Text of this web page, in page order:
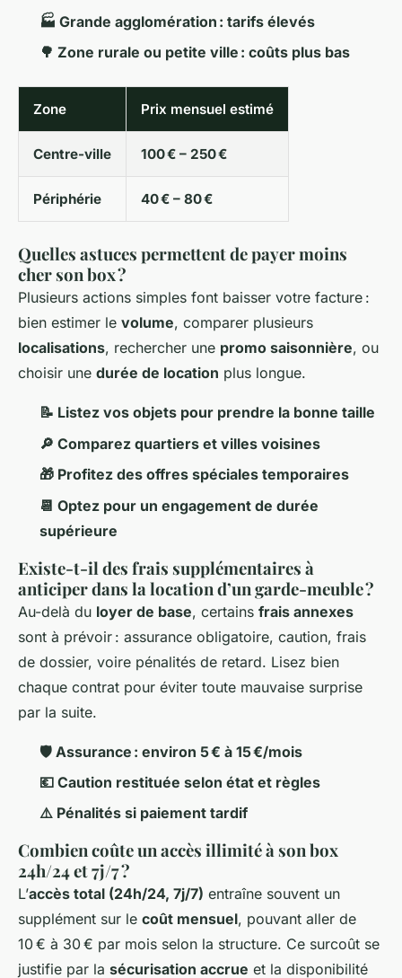
🏭 Grande agglomération : tarifs élevés
🌳 Zone rurale ou petite ville : coûts plus bas
Zone Prix mensuel estimé
Centre-ville 100 € – 250 €
Périphérie 40 € – 80 €
Quelles astuces permettent de payer moins
cher son box ?
Plusieurs actions simples font baisser votre facture :
bien estimer le volume, comparer plusieurs
localisations, rechercher une promo saisonnière, ou
choisir une durée de location plus longue.
📝 Listez vos objets pour prendre la bonne taille
🔎 Comparez quartiers et villes voisines
🎁 Profitez des offres spéciales temporaires
📆 Optez pour un engagement de durée
supérieure
Existe-t-il des frais supplémentaires à
anticiper dans la location d’un garde-meuble ?
Au-delà du loyer de base, certains frais annexes
sont à prévoir : assurance obligatoire, caution, frais
de dossier, voire pénalités de retard. Lisez bien
chaque contrat pour éviter toute mauvaise surprise
par la suite.
🛡️ Assurance : environ 5 € à 15 €/mois
💶 Caution restituée selon état et règles
⚠️ Pénalités si paiement tardif
Combien coûte un accès illimité à son box
24h/24 et 7j/7 ?
L’accès total (24h/24, 7j/7) entraîne souvent un
supplément sur le coût mensuel, pouvant aller de
10 € à 30 € par mois selon la structure. Ce surcoût se
justifie par la sécurisation accrue et la disponibilité